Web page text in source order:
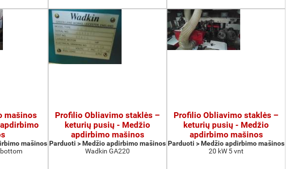
mašinos
mašinos
Profilio Obliavimo staklės –
keturių pusių - Medžio
apdirbimo mašinos
Parduoti > Medžio apdirbimo mašinos
Wadkin GA220
Profilio Obliavimo staklės –
keturių pusių - Medžio
apdirbimo mašinos
Parduoti > Medžio apdirbimo mašinos
20 kW 5 vnt